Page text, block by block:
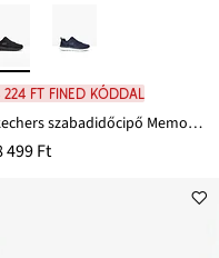
224 Ft FINED kóddal
Skechers szabadidőcipő Memory habszivaccsal
499 Ft